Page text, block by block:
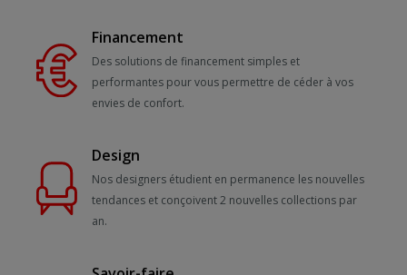
Financement
Des solutions de financement simples et
performantes pour vous permettre de céder à vos
envies de confort.
Design
Nos designers étudient en permanence les nouvelles
tendances et conçoivent 2 nouvelles collections par
an.